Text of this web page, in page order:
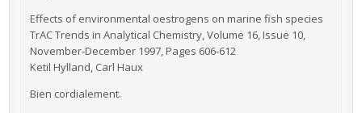
Effects of environmental oestrogens on marine fish species
TrAC Trends in Analytical Chemistry, Volume 16, Issue 10,
November-December 1997, Pages 606-612
Ketil Hylland, Carl Haux
Bien cordialement.